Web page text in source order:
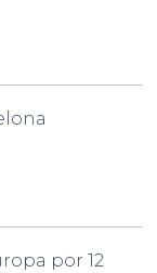
por 12